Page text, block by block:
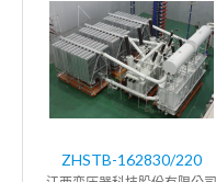
ZHSTB-162830/220